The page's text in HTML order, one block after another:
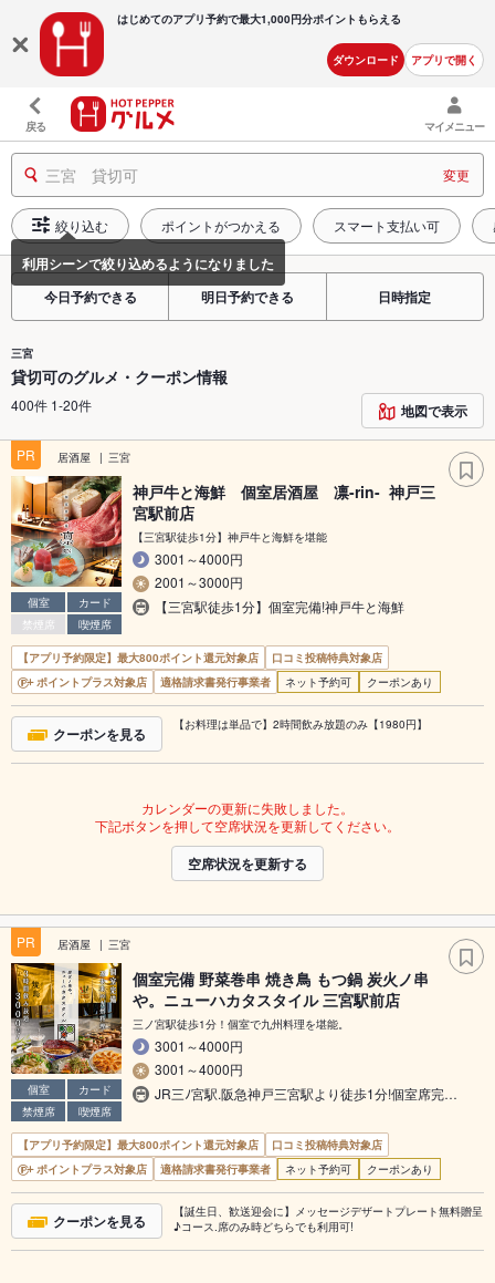
はじめてのアプリ予約で最大1,000円分ポイントもらえる
ダウンロード アプリで開く
戻る マイメニュー
三宮 貸切可 変更
絞り込む ポイントがつかえる スマート支払い可
今日予約できる 明日予約できる 日時指定
三宮
貸切可のグルメ・クーポン情報
400件 1-20件 地図で表示
PR 居酒屋 三宮
個室
カード
禁煙席
喫煙席
神戸牛と海鮮 個室居酒屋 凛-rin- 神戸三
宮駅前店
【三宮駅徒歩1分】神戸牛と海鮮を堪能
3001～4000円
2001～3000円
【三宮駅徒歩1分】個室完備!神戸牛と海鮮
【アプリ予約限定】最大800ポイント還元対象店
口コミ投稿特典対象店
ポイントプラス対象店
適格請求書発行事業者 ネット予約可 クーポンあり
クーポンを見る 【お料理は単品で】2時間飲み放題のみ【1980円】
カレンダーの更新に失敗しました。
下記ボタンを押して空席状況を更新してください。
空席状況を更新する
PR 居酒屋 三宮
個室
カード
禁煙席
喫煙席
個室完備 野菜巻串 焼き鳥 もつ鍋 炭火ノ串
や。ニューハカタスタイル 三宮駅前店
三ノ宮駅徒歩1分！個室で九州料理を堪能。
3001～4000円
3001～4000円
JR三ﾉ宮駅.阪急神戸三宮駅より徒歩1分!個室席完…
【アプリ予約限定】最大800ポイント還元対象店
口コミ投稿特典対象店
ポイントプラス対象店
適格請求書発行事業者 ネット予約可 クーポンあり
クーポンを見る
【誕生日、歓送迎会に】メッセージデザートプレート無料贈呈
♪コース.席のみ時どちらでも利用可!